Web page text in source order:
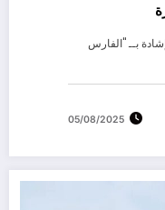
وسط إشادة بــ "الفارس
05/08/2025